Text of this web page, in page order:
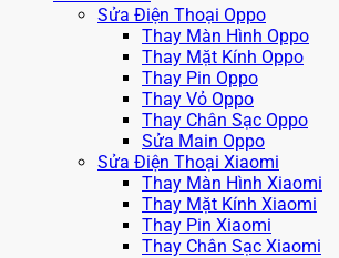
Sửa Điện Thoại Oppo
Thay Màn Hình Oppo
Thay Mặt Kính Oppo
Thay Pin Oppo
Thay Vỏ Oppo
Thay Chân Sạc Oppo
Sửa Main Oppo
Sửa Điện Thoại Xiaomi
Thay Màn Hình Xiaomi
Thay Mặt Kính Xiaomi
Thay Pin Xiaomi
Thay Chân Sạc Xiaomi